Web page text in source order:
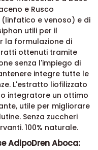
e Rusco
e venoso) e di
utili per il
la formulazione di
ottenuti tramite
senza l'impiego di
integre tutte le
L'estratto liofilizzato
integratore un ottimo
utile per migliorare
Senza zuccheri
100% naturale.
AdipoDren Aboca: